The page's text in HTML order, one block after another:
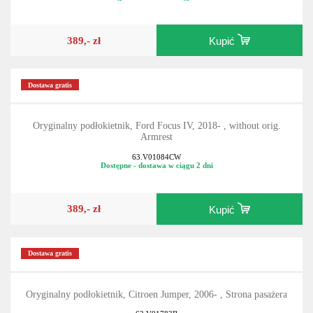
389,- zł Kupić
Dostawa gratis
Oryginalny podłokietnik, Ford Focus IV, 2018- , without orig.
Armrest
63.V01084CW
Dostępne - dostawa w ciągu 2 dni
389,- zł Kupić
Dostawa gratis
Oryginalny podłokietnik, Citroen Jumper, 2006- , Strona pasażera